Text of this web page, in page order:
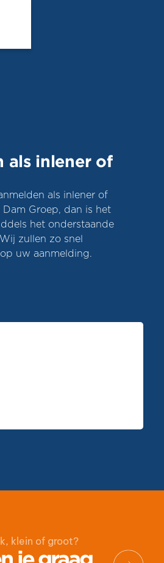
als inlener of
als inlener of
Groep, dan is het
het onderstaande
zullen zo snel
uw aanmelding.
klein of groot?